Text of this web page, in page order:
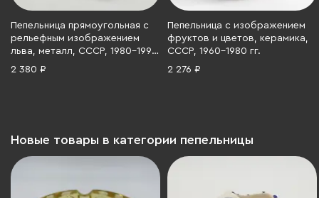
Пепельница прямоугольная с
рельефным изображением
льва, металл, СССР, 1980-1990
гг.
2 380 ₽
Пепельница с изображением
фруктов и цветов, керамика,
СССР, 1960-1980 гг.
2 276 ₽
Новые товары в категории пепельницы